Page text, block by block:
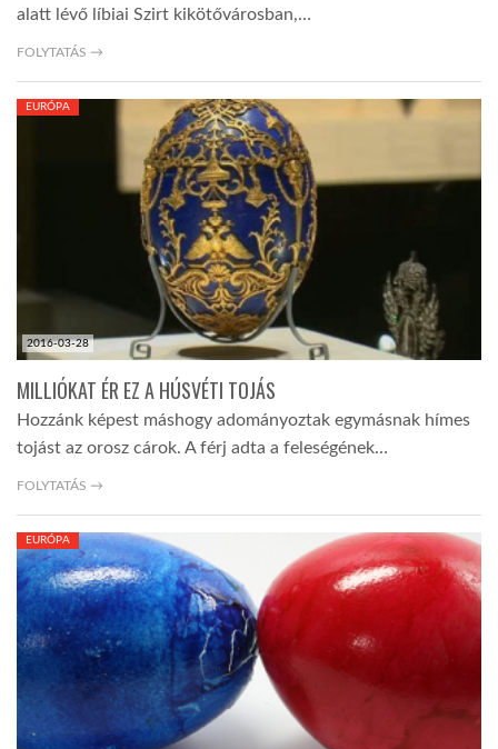
alatt lévő líbiai Szirt kikötővárosban,…
FOLYTATÁS →
2016-03-28
EURÓPA
MILLIÓKAT ÉR EZ A HÚSVÉTI TOJÁS
Hozzánk képest máshogy adományoztak egymásnak hímes
tojást az orosz cárok. A férj adta a feleségének…
FOLYTATÁS →
EURÓPA